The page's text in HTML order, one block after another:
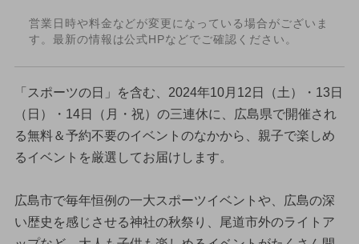
営業日時や料金などが変更になっている場合がございま
す。最新の情報は公式HPなどでご確認ください。
「スポーツの日」を含む、2024年10月12日（土）・13日
（日）・14日（月・祝）の三連休に、広島県で開催され
る無料＆予約不要のイベントのなかから、親子で楽しめ
るイベントを厳選してお届けします。
広島市で毎年恒例の一大スポーツイベントや、広島の深
い歴史を感じさせる神社の秋祭り、尾道市外のライトア